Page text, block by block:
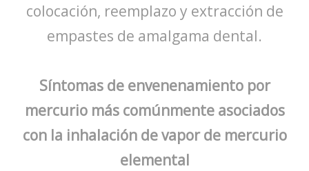
colocación, reemplazo y extracción de
empastes de amalgama dental.
Síntomas de envenenamiento por
mercurio más comúnmente asociados
con la inhalación de vapor de mercurio
elemental